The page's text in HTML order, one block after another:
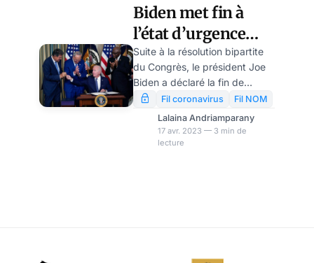
Biden met fin à
l’état d’urgence
nationale Covid
Suite à la résolution bipartite
du Congrès, le président Joe
Biden a déclaré la fin de
l’urgence sanitaire aux États-
Unis après trois ans. Elle a pris
fin lundi 10 avril , des
semaines avant son
Fil coronavirus
Fil NOM
Lalaina Andriamparany
17 avr. 2023 — 3 min de
lecture